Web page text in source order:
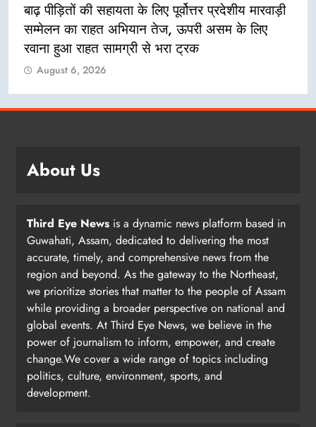
बाढ़ पीड़ितों की सहायता के लिए पूर्वोत्तर प्रदेशीय मारवाड़ी
सम्मेलन का राहत अभियान तेज, ऊपरी असम के लिए
रवाना हुआ राहत सामग्री से भरा ट्रक
August 6, 2026
About Us
Third Eye News is a dynamic news platform based in
Guwahati, Assam, dedicated to delivering the most
accurate, timely, and comprehensive news from the
region and beyond. As the gateway to the Northeast,
we prioritize stories that matter to the people of Assam
while providing a broader perspective on national and
global events. At Third Eye News, we believe in the
power of journalism to inform, empower, and create
change.We cover a wide range of topics including
politics, culture, environment, sports, and
development.